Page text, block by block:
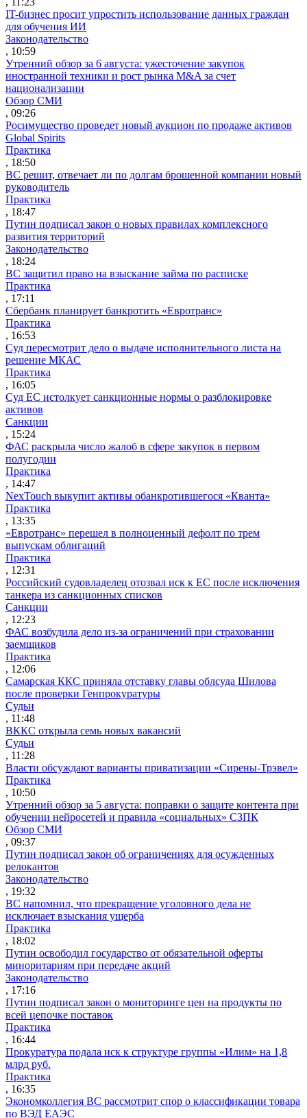
IT-бизнес просит упростить использование данных граждан
для обучения ИИ
Законодательство
, 10:59
Утренний обзор за 6 августа: ужесточение закупок
иностранной техники и рост рынка M&A за счет
национализации
Обзор СМИ
, 09:26
Росимущество проведет новый аукцион по продаже активов
Global Spirits
Практика
, 18:50
ВС решит, отвечает ли по долгам брошенной компании новый
руководитель
Практика
, 18:47
Путин подписал закон о новых правилах комплексного
развития территорий
Законодательство
, 18:24
ВС защитил право на взыскание займа по расписке
Практика
, 17:11
Сбербанк планирует банкротить «Евротранс»
Практика
, 16:53
Суд пересмотрит дело о выдаче исполнительного листа на
решение МКАС
Практика
, 16:05
Суд ЕС истолкует санкционные нормы о разблокировке
активов
Санкции
, 15:24
ФАС раскрыла число жалоб в сфере закупок в первом
полугодии
Практика
, 14:47
NexTouch выкупит активы обанкротившегося «Кванта»
Практика
, 13:35
«Евротранс» перешел в полноценный дефолт по трем
выпускам облигаций
Практика
, 12:31
Российский судовладелец отозвал иск к ЕС после исключения
танкера из санкционных списков
Санкции
, 12:23
ФАС возбудила дело из-за ограничений при страховании
заемщиков
Практика
, 12:06
Самарская ККС приняла отставку главы облсуда Шилова
после проверки Генпрокуратуры
Судьи
, 11:48
ВККС открыла семь новых вакансий
Судьи
, 11:28
Власти обсуждают варианты приватизации «Сирены-Трэвел»
Практика
, 10:50
Утренний обзор за 5 августа: поправки о защите контента при
обучении нейросетей и правила «социальных» СЗПК
Обзор СМИ
, 09:37
Путин подписал закон об ограничениях для осужденных
релокантов
Законодательство
, 19:32
ВС напомнил, что прекращение уголовного дела не
исключает взыскания ущерба
Практика
, 18:02
Путин освободил государство от обязательной оферты
миноритариям при передаче акций
Законодательство
, 17:16
Путин подписал закон о мониторинге цен на продукты по
всей цепочке поставок
Практика
, 16:44
Прокуратура подала иск к структуре группы «Илим» на 1,8
млрд руб.
Практика
, 16:35
Экономколлегия ВС рассмотрит спор о классификации товара
по ВЭД ЕАЭС